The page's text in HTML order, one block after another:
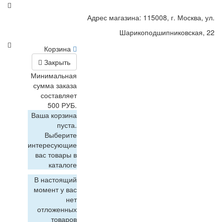
Адрес магазина: 115008, г. Москва, ул.
Шарикоподшипниковская, 22
Корзина
Закрыть
Минимальная
сумма заказа
составляет
500 РУБ.
Ваша корзина
пуста.
Выберите
интересующие
вас товары в
каталоге
В настоящий
момент у вас
нет
отложенных
товаров